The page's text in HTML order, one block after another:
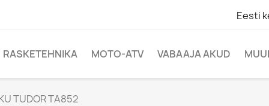
Eesti
RASKETEHNIKA MOTO-ATV VABAAJA AKUD
TUDOR TA852